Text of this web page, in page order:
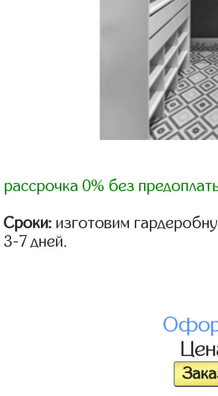
рассрочка 0% без
Сроки: изготовим
3-7 дней.